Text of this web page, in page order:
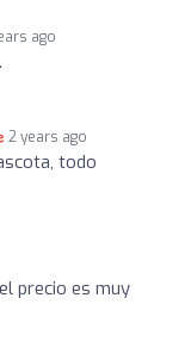
ago
2 years ago
todo
precio es muy